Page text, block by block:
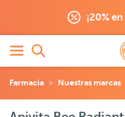
¡20%
Farmacia Nuestras marcas